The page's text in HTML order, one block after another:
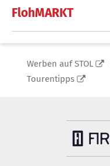
FlohMARKT
Werben auf STOL
Tourentipps